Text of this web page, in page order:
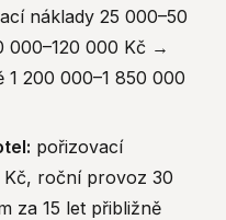
náklady 25 000–50
000 Kč →
1 200 000–1 850 000
pořizovací
Kč, roční provoz 30
za 15 let přibližně